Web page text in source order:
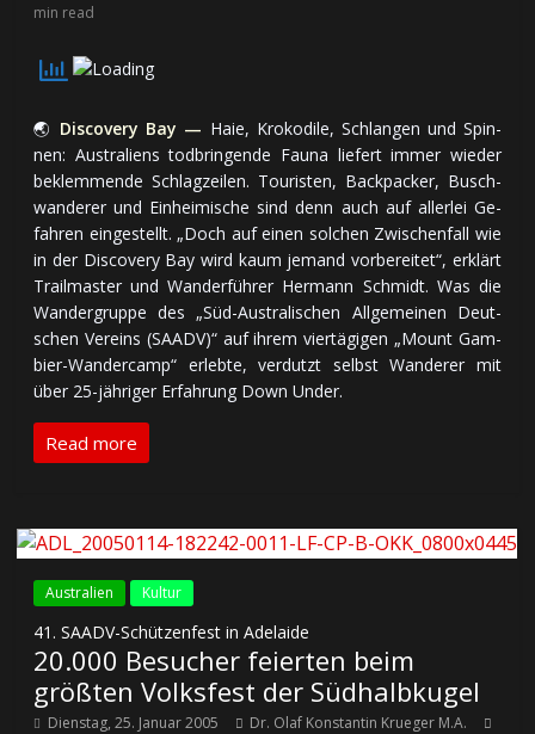
min read
🌏 Discovery Bay — Haie, Kro­ko­di­le, Schlan­gen und Spin­
nen: Aus­tra­liens tod­brin­gen­de Fau­na lie­fert im­mer wie­der
be­klem­men­de Schlag­zei­len. Tou­ri­sten, Back­pa­cker, Busch­
wan­de­rer und Ein­hei­mi­sche sind denn auch auf al­ler­lei Ge­
fah­ren ein­ge­stellt. „Doch auf ei­nen sol­chen Zwi­schen­fall wie
in der Dis­co­very Bay wird kaum je­mand vor­be­rei­tet“, er­klärt
Trail­mas­ter und Wan­der­füh­rer Her­mann Schmidt. Was die
Wan­der­grup­pe des „Süd-Au­stra­li­schen All­ge­mei­nen Deut­
schen Ver­eins (SAADV)“ auf ih­rem vier­tä­gi­gen „Mount Gam­
bier-Wan­der­camp“ er­leb­te, ver­dutzt selbst Wan­de­rer mit
über 25-jäh­ri­ger Er­fah­rung Down Under.
Read more
Australien Kultur
41. SAADV-Schützenfest in Adelaide
20.000 Besucher feierten beim
größten Volksfest der Südhalbkugel
Dienstag, 25. Januar 2005
Dr. Olaf Konstantin Krueger M.A.